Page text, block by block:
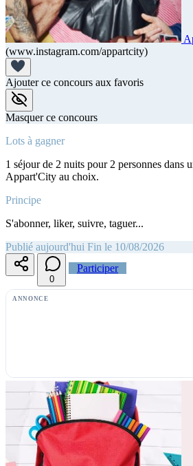
(www.instagram.com/appartcity)
Ajouter ce concours aux favoris
Masquer ce concours
Lots à gagner
1 séjour de 2 nuits pour 2 personnes dans
Appart'City au choix.
Principe
S'abonner, liker, suivre, taguer...
Publié aujourd'hui Fin le 10/08/2026
0
Participer
ANNONCE